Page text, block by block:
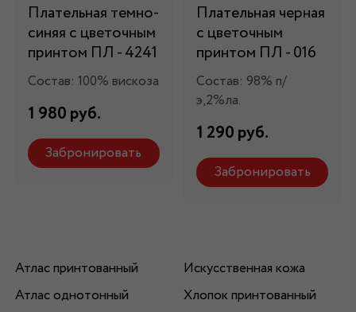
Плательная темно-
синяя с цветочным
принтом ПЛ - 4241
Состав: 100% вискоза
1 980 руб.
Забронировать
Плательная черная
с цветочным
принтом ПЛ - 016
Состав: 98% п/
э,2%ла.
1 290 руб.
Забронировать
Атлас принтованный
Атлас однотонный
Искусственная кожа
Хлопок принтованный